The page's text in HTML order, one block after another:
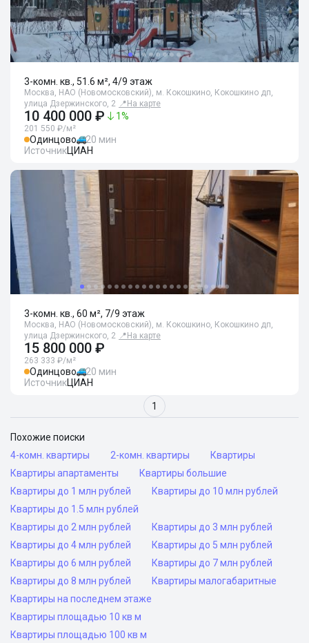
3-комн. кв., 51.6 м², 4/9 этаж
Москва, НАО (Новомосковский), м. Кокошкино, Кокошкино дп,
улица Дзержинского, 2 📍 На карте
10 400 000 ₽ 1%
201 550 ₽/м²
Одинцово
20 мин
ИсточникЦИАН
3-комн. кв., 60 м², 7/9 этаж
Москва, НАО (Новомосковский), м. Кокошкино, Кокошкино дп,
улица Дзержинского, 2 📍 На карте
15 800 000 ₽
263 333 ₽/м²
Одинцово
20 мин
ИсточникЦИАН
1
Похожие поиски
4-комн. квартиры
2-комн. квартиры
Квартиры
Квартиры апартаменты
Квартиры большие
Квартиры до 1 млн рублей
Квартиры до 10 млн рублей
Квартиры до 1.5 млн рублей
Квартиры до 2 млн рублей
Квартиры до 3 млн рублей
Квартиры до 4 млн рублей
Квартиры до 5 млн рублей
Квартиры до 6 млн рублей
Квартиры до 7 млн рублей
Квартиры до 8 млн рублей
Квартиры малогабаритные
Квартиры на последнем этаже
Квартиры площадью 10 кв м
Квартиры площадью 100 кв м